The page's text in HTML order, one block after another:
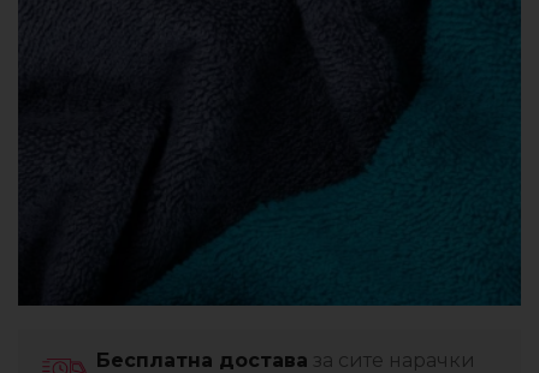
Бесплатна достава за сите нарачки